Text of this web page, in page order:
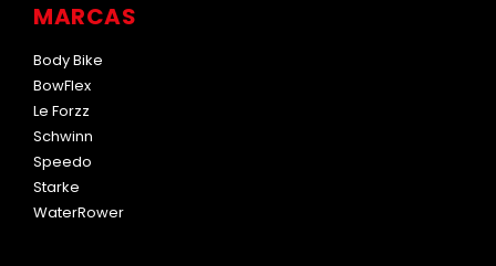
MARCAS
Body Bike
BowFlex
Le Forzz
Schwinn
Speedo
Starke
WaterRower